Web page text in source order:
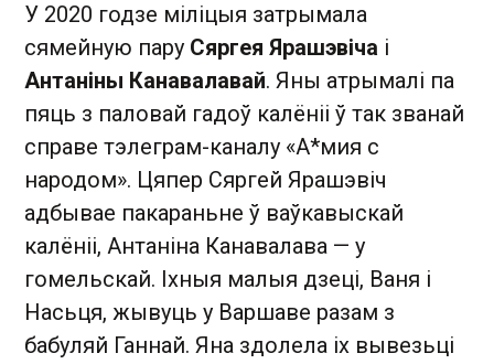
У 2020 годзе міліцыя затрымала
сямейную пару Сяргея Ярашэвіча і
Антаніны Канавалавай. Яны атрымалі па
пяць з паловай гадоў калёніі ў так званай
справе тэлеграм-каналу «А*мия с
народом». Цяпер Сяргей Ярашэвіч
адбывае пакараньне ў ваўкавыскай
калёніі, Антаніна Канавалава — у
гомельскай. Іхныя малыя дзеці, Ваня і
Насьця, жывуць у Варшаве разам з
бабуляй Ганнай. Яна здолела іх вывезьці